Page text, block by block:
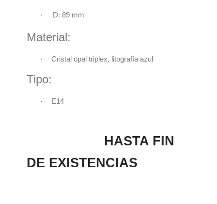
· D: 89 mm
Material:
· Cristal opal triplex, litografía azul
Tipo:
· E14
HASTA FIN
DE EXISTENCIAS